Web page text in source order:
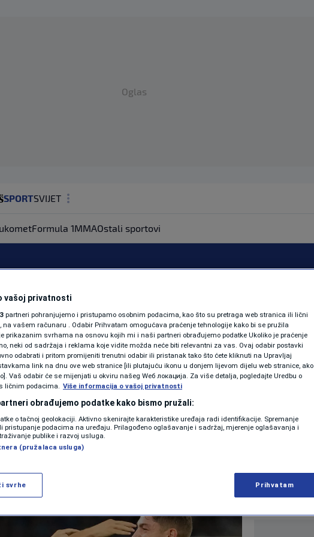
Oglas
SPORTSVIJET
ZDRAVLJE
SHOWBIZ
KOLUMNE
PODCAST
N1 SPECIJAL
FENOMENI
NEISTRAŽENO
VIRALNO
VIDEO
Formula 1MMAOstali sportovi
iz Madrida:
tim, udario je i
| NOGOMET | 0 komentara
Više
vašoj privatnosti
partneri pohranjujemo i pristupamo osobnim podacima, kao što su pretraga web stranica ili lični
na vašem računaru . Odabir Prihvatam omogućava praćenje tehnologije kako bi se pružila
prikazanim svrhama na osnovu kojih mi i naši partneri obrađujemo podatke Ukoliko je praćenje
neki od sadržaja i reklama koje vidite možda neće biti relevantni za vas. Ovaj odabir postavki
odabrati i pritom promijeniti trenutni odabir ili pristanak tako što ćete kliknuti na Upravljaj
link na dnu ove web stranice [ili plutajuću ikonu u donjem lijevom dijelu web stranice, ako
Vaš odabir će se mijenjati u okviru našeg Wеб локација. Za više detalja, pogledajte Uredbu o
ličnim podacima. Više informacija o vašoj privatnosti
obrađujemo podatke kako bismo pružali:
o tačnoj geolokaciji. Aktivno skenirajte karakteristike uređaja radi identifikacije. Spremanje
pristupanje podacima na uređaju. Prilagođeno oglašavanje i sadržaj, mjerenje oglašavanja i
publike i razvoj usluga.
(pružalaca usluga)
svrhe Prihvatam